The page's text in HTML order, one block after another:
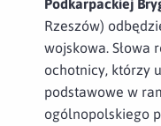
Rzeszów)
wojskowa. Słowa
ochotnicy, którzy
podstawowe w
ogólnopolskiego